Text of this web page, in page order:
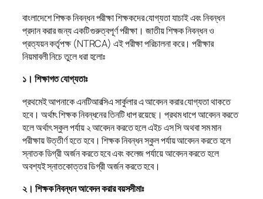
বাংলাদেশে শিক্ষক নিবন্ধন পরীক্ষা শিক্ষকদের যোগ্যতা যাচাই এবং নিবন্ধন
প্রদান করার জন্য একটি গুরুত্বপূর্ণ পরীক্ষা। জাতীয় শিক্ষক নিবন্ধন ও
প্রত্যয়ন কর্তৃপক্ষ (NTRCA) এই পরীক্ষা পরিচালনা করে। পরীক্ষার
নিয়মাবলী নিচে তুলে ধরা হলোঃ
১। শিক্ষাগত যোগ্যতাঃ
প্রথমেই আপনাকে এনটিআরসিএ সার্কুলার এ আবেদন করার যোগ্যতা থাকতে
হবে। অর্থাৎ শিক্ষক নিবন্ধনের তিনটি ধাপ রয়েছে। প্রথম ধাপে আবেদন করতে
হলে অর্থাৎ স্কুল পর্যায় ২ আবেদন করতে হলে এইচ এস সি অথবা সম মান
পরীক্ষায় উত্তীর্ণ হতে হবে। শিক্ষক নিবন্ধন স্কুল পর্যায় আবেদন করতে হলে
স্নাতক ডিগ্রী অর্জন করতে হবে এবং কলেজ পর্যায়ে আবেদন করতে হলে
অবশ্যই স্নাতকোত্তর ডিগ্রী অর্জন করতে হবে।
২। শিক্ষক নিবন্ধন আবেদন করার বয়সসীমাঃ